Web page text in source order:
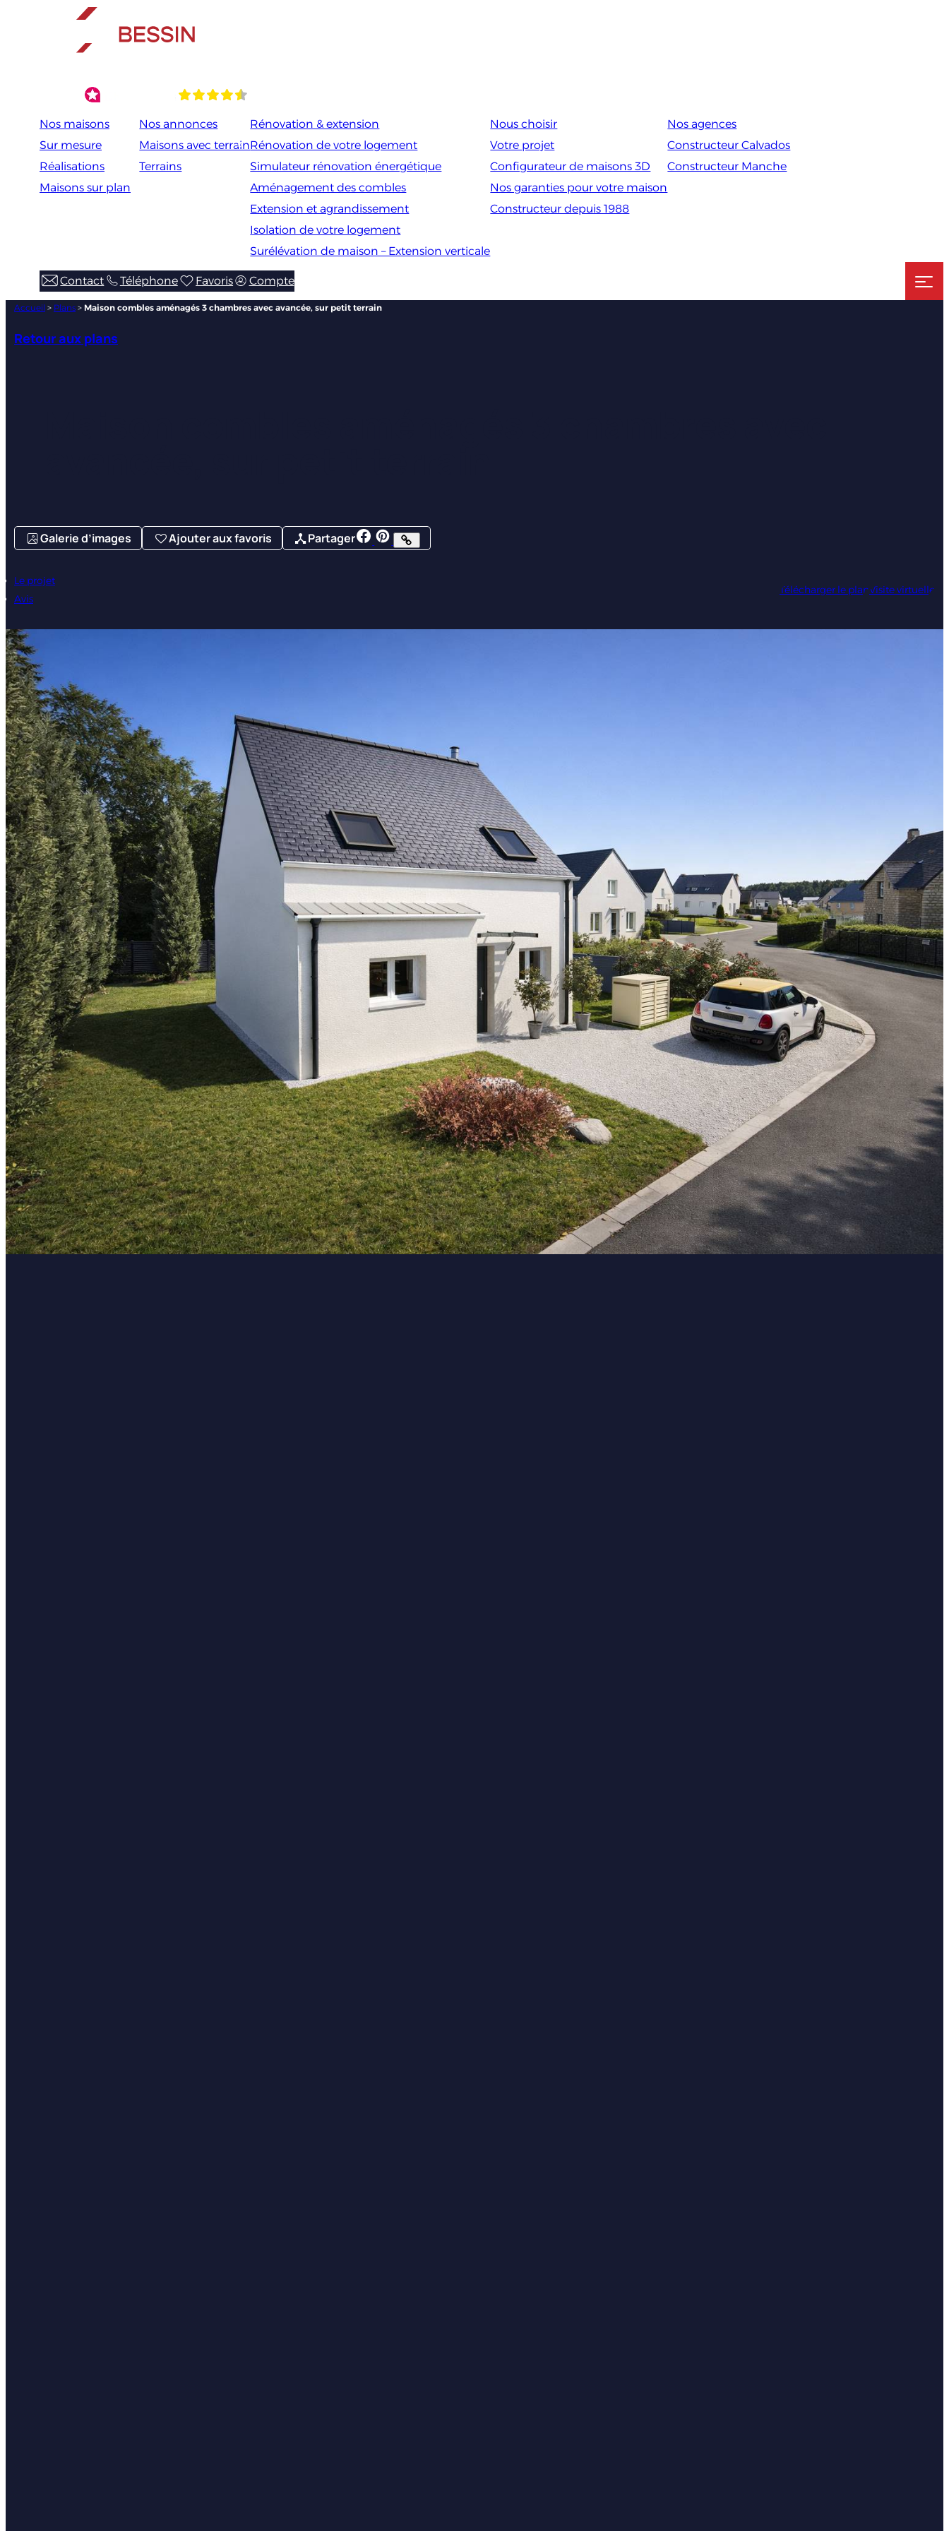
Nos maisons
Sur mesure
Réalisations
Maisons sur plan
Nos annonces
Maisons avec terrain
Terrains
Rénovation & extension
Rénovation de votre logement
Simulateur rénovation énergétique
Aménagement des combles
Extension et agrandissement
Isolation de votre logement
Surélévation de maison – Extension verticale
Nous choisir
Votre projet
Configurateur de maisons 3D
Nos garanties pour votre maison
Constructeur depuis 1988
Nos agences
Constructeur Calvados
Constructeur Manche
Contact Téléphone Favoris Compte
Accueil > Plans > Maison combles aménagés 3 chambres avec avancée, sur petit terrain
Retour aux plans
Galerie d’images Ajouter aux favoris Partager
Le projet
Avis
Télécharger le planVisite virtuelle